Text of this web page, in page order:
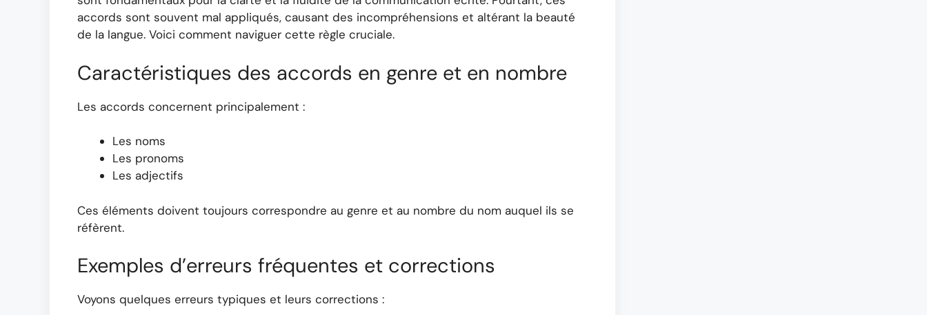
accords sont souvent mal appliqués, causant des incompréhensions et altérant la beauté
de la langue. Voici comment naviguer cette règle cruciale.
Caractéristiques des accords en genre et en nombre
Les accords concernent principalement :
Les noms
Les pronoms
Les adjectifs
Ces éléments doivent toujours correspondre au genre et au nombre du nom auquel ils se
réfèrent.
Exemples d’erreurs fréquentes et corrections
Voyons quelques erreurs typiques et leurs corrections :